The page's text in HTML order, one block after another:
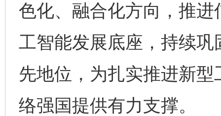
色化、融合化方向，推
工智能发展底座，持续
先地位，为扎实推进新
络强国提供有力支撑。